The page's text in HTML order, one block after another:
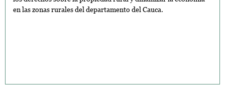
en las zonas rurales del departamento del Cauca.